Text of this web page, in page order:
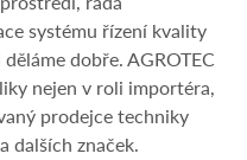
systému řízení kvality
dobře. AGROTEC
nejen v roli importéra,
prodejce techniky
dalších značek.